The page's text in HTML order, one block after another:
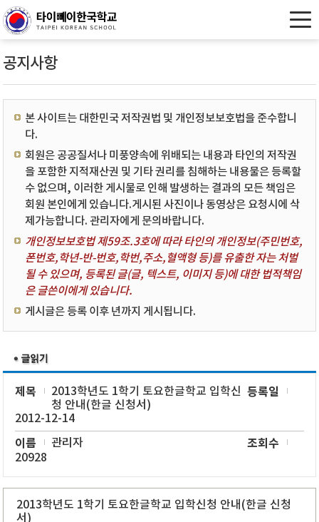
공지사항
본 사이트는 대한민국 저작권법 및 개인정보보호법을 준수합니
다.
회원은 공공질서나 미풍양속에 위배되는 내용과 타인의 저작권
을 포함한 지적재산권 및 기타 권리를 침해하는 내용물은 등록할
수 없으며, 이러한 게시물로 인해 발생하는 결과의 모든 책임은
회원 본인에게 있습니다.게시된 사진이나 동영상은 요청시에 삭
제가능합니다. 관리자에게 문의바랍니다.
개인정보보호법 제59조.3호에 따라 타인의 개인정보(주민번호,
폰번호,학년-반-번호,학번,주소,혈액형 등)를 유출한 자는 처벌
될 수 있으며, 등록된 글(글, 텍스트, 이미지 등)에 대한 법적책임
은 글쓴이에게 있습니다.
게시글은 등록 이후 년까지 게시됩니다.
제목
2013학년도 1학기 토요한글학교 입학신
청 안내(한글 신청서)
등록일
2012-12-14
이름 관리자 조회수
20928
2013학년도 1학기 토요한글학교 입학신청 안내(한글 신청
서)